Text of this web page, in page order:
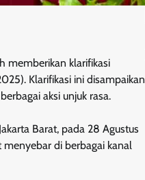
memberikan klarifikasi
Klarifikasi ini disampaikan
aksi unjuk rasa.
Barat, pada 28 Agustus
di berbagai kanal